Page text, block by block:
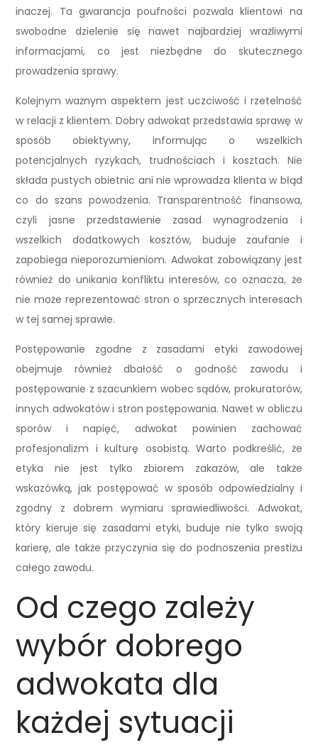
inaczej. Ta gwarancja poufności pozwala klientowi na
swobodne dzielenie się nawet najbardziej wrażliwymi
informacjami, co jest niezbędne do skutecznego
prowadzenia sprawy.
Kolejnym ważnym aspektem jest uczciwość i rzetelność
w relacji z klientem. Dobry adwokat przedstawia sprawę w
sposób obiektywny, informując o wszelkich
potencjalnych ryzykach, trudnościach i kosztach. Nie
składa pustych obietnic ani nie wprowadza klienta w błąd
co do szans powodzenia. Transparentność finansowa,
czyli jasne przedstawienie zasad wynagrodzenia i
wszelkich dodatkowych kosztów, buduje zaufanie i
zapobiega nieporozumieniom. Adwokat zobowiązany jest
również do unikania konfliktu interesów, co oznacza, że
nie może reprezentować stron o sprzecznych interesach
w tej samej sprawie.
Postępowanie zgodne z zasadami etyki zawodowej
obejmuje również dbałość o godność zawodu i
postępowanie z szacunkiem wobec sądów, prokuratorów,
innych adwokatów i stron postępowania. Nawet w obliczu
sporów i napięć, adwokat powinien zachować
profesjonalizm i kulturę osobistą. Warto podkreślić, że
etyka nie jest tylko zbiorem zakazów, ale także
wskazówką, jak postępować w sposób odpowiedzialny i
zgodny z dobrem wymiaru sprawiedliwości. Adwokat,
który kieruje się zasadami etyki, buduje nie tylko swoją
karierę, ale także przyczynia się do podnoszenia prestiżu
całego zawodu.
Od czego zależy
wybór dobrego
adwokata dla
każdej sytuacji